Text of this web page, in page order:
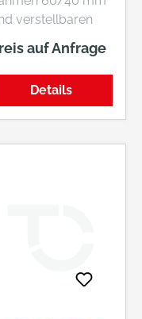
verstellbaren
(M16)
Öffnung, DSM-
8/6/8, MW
DIN
auf Anfrage
Details